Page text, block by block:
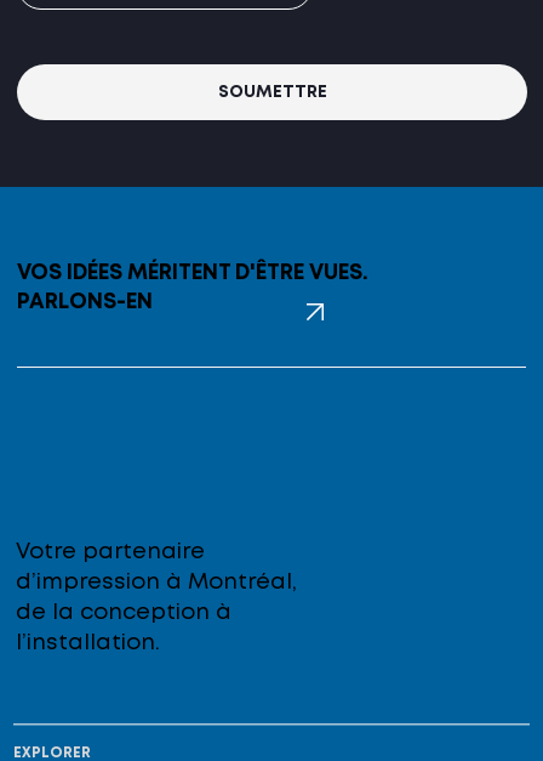
SOUMETTRE
EXPLORER
Votre partenaire
d’impression à Montréal,
de la conception à
l’installation.
VOS IDÉES MÉRITENT D'ÊTRE VUES.
PARLONS-EN